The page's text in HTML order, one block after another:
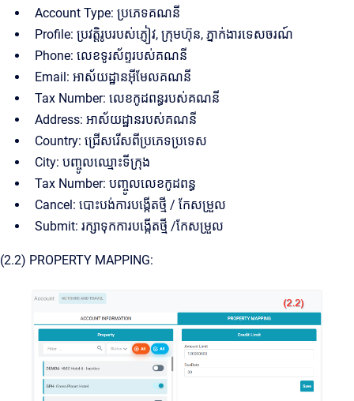
Account Type: ប្រភេទគណនី
Profile: ប្រវត្តិរូបរបស់ភ្ញៀវ, ក្រុមហ៊ុន, ភ្នាក់ងារទេសចរណ៍
Phone: លេខទូរស័ព្ទរបស់គណនី
Email: អាស័យដ្ឋានអ៊ីមែលគណនី
Tax Number: លេខកូដពន្ធរបស់គណនី
Address: អាស័យដ្ឋានរបស់គណនី
Country: ជ្រើសរើសពីប្រភេទប្រទេស
City: បញ្ចូលឈ្មោះទីក្រុង
Tax Number: បញ្ចូលលេខកូដពន្ធ
Cancel: បោះបង់ការបង្កើតថ្មី / កែសម្រួល
Submit: រក្សាទុកការបង្កើតថ្មី /កែសម្រួល
(2.2) PROPERTY MAPPING: